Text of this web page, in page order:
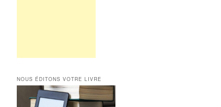
NOUS ÉDITONS VOTRE LIVRE